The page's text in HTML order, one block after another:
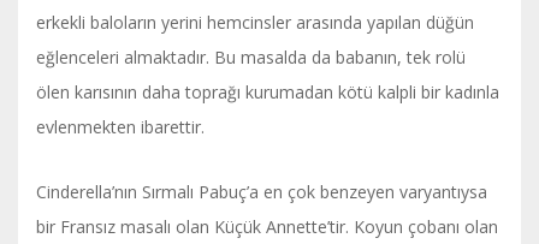
erkekli baloların yerini hemcinsler arasında yapılan düğün
eğlenceleri almaktadır. Bu masalda da babanın, tek rolü
ölen karısının daha toprağı kurumadan kötü kalpli bir kadınla
evlenmekten ibarettir.
Cinderella’nın Sırmalı Pabuç’a en çok benzeyen varyantıysa
bir Fransız masalı olan Küçük Annette’tir. Koyun çobanı olan